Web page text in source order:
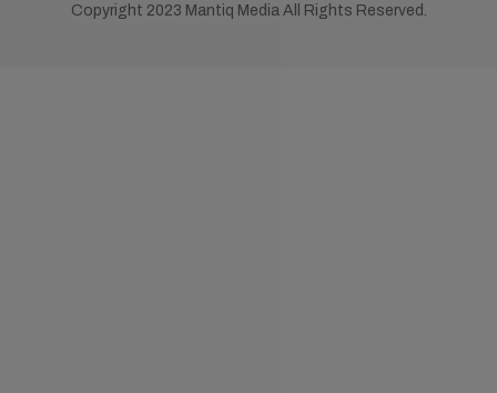
Copyright 2023 Mantiq Media All Rights Reserved.